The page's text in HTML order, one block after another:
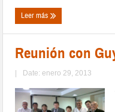
Leer más
Reunión con
| Date: enero 29, 2013